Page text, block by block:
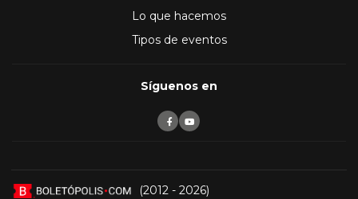
Lo que hacemos
Tipos de eventos
Síguenos en
(2012 - 2026)